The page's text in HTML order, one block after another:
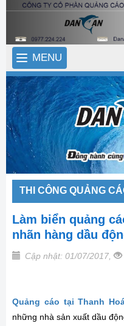
MENU
THI CÔNG QUẢNG
Làm biển quảng
nhãn hàng dầu
Cập nhật: 01/07/2017,
Quảng cáo tại Thanh
những nhà sản xuất dầu